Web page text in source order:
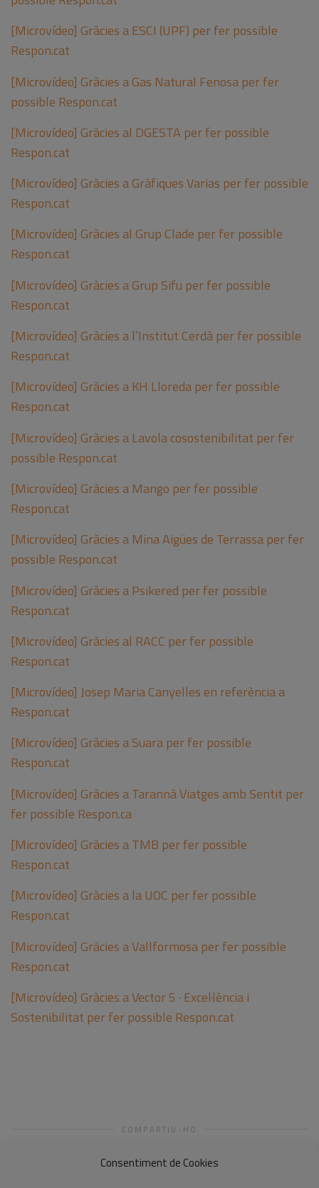
Consentiment de Cookies
[Microvídeo] Gràcies a ESCI (UPF) per fer possible
Respon.cat
[Microvídeo] Gràcies a Gas Natural Fenosa per fer
possible Respon.cat
[Microvídeo] Gràcies al DGESTA per fer possible
Respon.cat
[Microvídeo] Gràcies a Gràfiques Varias per fer possible
Respon.cat
[Microvídeo] Gràcies al Grup Clade per fer possible
Respon.cat
[Microvídeo] Gràcies a Grup Sifu per fer possible
Respon.cat
[Microvídeo] Gràcies a l’Institut Cerdà per fer possible
Respon.cat
[Microvídeo] Gràcies a KH Lloreda per fer possible
Respon.cat
[Microvídeo] Gràcies a Lavola cosostenibilitat per fer
possible Respon.cat
[Microvídeo] Gràcies a Mango per fer possible
Respon.cat
[Microvídeo] Gràcies a Mina Aigües de Terrassa per fer
possible Respon.cat
[Microvídeo] Gràcies a Psikered per fer possible
Respon.cat
[Microvídeo] Gràcies al RACC per fer possible
Respon.cat
[Microvídeo] Josep Maria Canyelles en referència a
Respon.cat
[Microvídeo] Gràcies a Suara per fer possible
Respon.cat
[Microvídeo] Gràcies a Tarannà Viatges amb Sentit per
fer possible Respon.ca
[Microvídeo] Gràcies a TMB per fer possible
Respon.cat
[Microvídeo] Gràcies a la UOC per fer possible
Respon.cat
[Microvídeo] Gràcies a Vallformosa per fer possible
Respon.cat
[Microvídeo] Gràcies a Vector 5 · Excel·lència i
Sostenibilitat per fer possible Respon.cat
COMPARTIU-HO